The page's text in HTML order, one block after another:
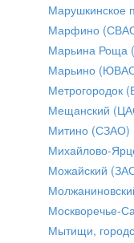
Марушкинское
Марфино
Марьина Роща
Марьино
Метрогородок
Мещанский
Митино (СЗАО)
Михайлово-
Можайский
Москворечье-
Мытищи,